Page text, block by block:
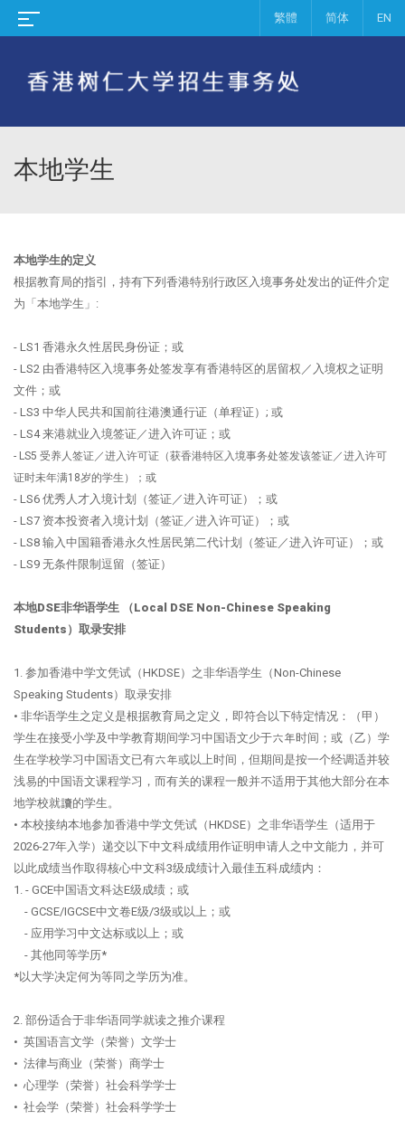
繁體 简体 EN
本地学生
本地学生的定义
根据教育局的指引，持有下列香港特别行政区入境事务处发出的证件介定
为「本地学生」:
- LS1 香港永久性居民身份证；或
- LS2 由香港特区入境事务处签发享有香港特区的居留权／入境权之证明
文件；或
- LS3 中华人民共和国前往港澳通行证（单程证）; 或
- LS4 来港就业入境签证／进入许可证；或
- LS5 受养人签证／进入许可证（获香港特区入境事务处签发该签证／进入许可
证时未年满18岁的学生）；或
- LS6 优秀人才入境计划（签证／进入许可证）；或
- LS7 资本投资者入境计划（签证／进入许可证）；或
- LS8 输入中国籍香港永久性居民第二代计划（签证／进入许可证）；或
- LS9 无条件限制逗留（签证）
本地DSE非华语学生 （Local DSE Non-Chinese Speaking
Students）取录安排
1. 参加香港中学文凭试（HKDSE）之非华语学生（Non-Chinese
Speaking Students）取录安排
• 非华语学生之定义是根据教育局之定义，即符合以下特定情况：（甲）
学生在接受小学及中学教育期间学习中国语文少于六年时间；或（乙）学
生在学校学习中国语文已有六年或以上时间，但期间是按一个经调适并较
浅易的中国语文课程学习，而有关的课程一般并不适用于其他大部分在本
地学校就讀的学生。
• 本校接纳本地参加香港中学文凭试（HKDSE）之非华语学生（适用于
2026-27年入学）递交以下中文科成绩用作证明申请人之中文能力，并可
以此成绩当作取得核心中文科3级成绩计入最佳五科成绩内：
1. - GCE中国语文科达E级成绩；或
- GCSE/IGCSE中文卷E级/3级或以上；或
- 应用学习中文达标或以上；或
- 其他同等学历*
*以大学决定何为等同之学历为准。
2. 部份适合于非华语同学就读之推介课程
• 英国语言文学（荣誉）文学士
• 法律与商业（荣誉）商学士
• 心理学（荣誉）社会科学学士
• 社会学（荣誉）社会科学学士